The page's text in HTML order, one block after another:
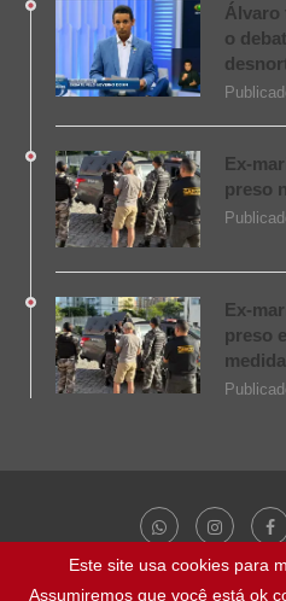
Álvaro
o
Ex-
preso
Ex-
preso
Este site usa cookies para
Assumiremos que você está ok